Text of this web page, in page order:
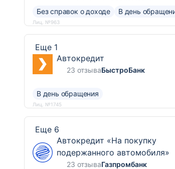
Без справок о доходе В день
Лиц. №963
Еще 1
Автокредит
23 отзываБыстроБанк
В день обращения
Лиц. №1745
Еще 6
Автокредит «На покупку
подержанного автомобиля»
23 отзываГазпромбанк